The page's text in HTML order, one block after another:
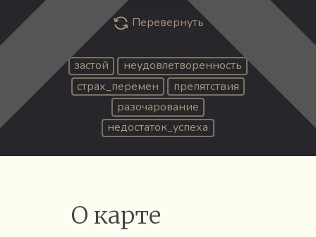
Перевернуть
застой
неудовлетворенность
страх_перемен
препятствия
разочарование
недостаток_успеха
О карте